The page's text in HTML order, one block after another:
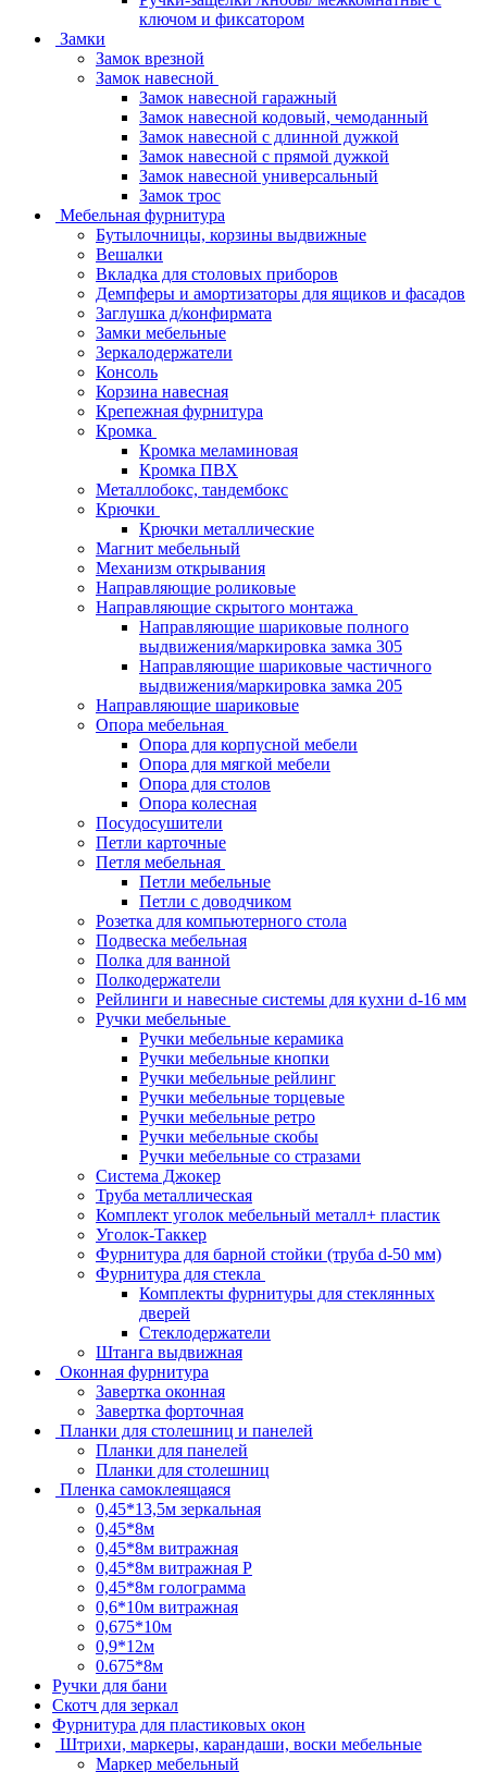
ключом и фиксатором
Замки
Замок врезной
Замок навесной
Замок навесной гаражный
Замок навесной кодовый, чемоданный
Замок навесной с длинной дужкой
Замок навесной с прямой дужкой
Замок навесной универсальный
Замок трос
Мебельная фурнитура
Бутылочницы, корзины выдвижные
Вешалки
Вкладка для столовых приборов
Демпферы и амортизаторы для ящиков и фасадов
Заглушка д/конфирмата
Замки мебельные
Зеркалодержатели
Консоль
Корзина навесная
Крепежная фурнитура
Кромка
Кромка меламиновая
Кромка ПВХ
Металлобокс, тандембокс
Крючки
Крючки металлические
Магнит мебельный
Механизм открывания
Направляющие роликовые
Направляющие скрытого монтажа
Направляющие шариковые полного
выдвижения/маркировка замка 305
Направляющие шариковые частичного
выдвижения/маркировка замка 205
Направляющие шариковые
Опора мебельная
Опора для корпусной мебели
Опора для мягкой мебели
Опора для столов
Опора колесная
Посудосушители
Петли карточные
Петля мебельная
Петли мебельные
Петли с доводчиком
Розетка для компьютерного стола
Подвеска мебельная
Полка для ванной
Полкодержатели
Рейлинги и навесные системы для кухни d-16 мм
Ручки мебельные
Ручки мебельные керамика
Ручки мебельные кнопки
Ручки мебельные рейлинг
Ручки мебельные торцевые
Ручки мебельные ретро
Ручки мебельные скобы
Ручки мебельные со стразами
Система Джокер
Труба металлическая
Комплект уголок мебельный металл+ пластик
Уголок-Таккер
Фурнитура для барной стойки (труба d-50 мм)
Фурнитура для стекла
Комплекты фурнитуры для стеклянных
дверей
Стеклодержатели
Штанга выдвижная
Оконная фурнитура
Завертка оконная
Завертка форточная
Планки для столешниц и панелей
Планки для панелей
Планки для столешниц
Пленка самоклеящаяся
0,45*13,5м зеркальная
0,45*8м
0,45*8м витражная
0,45*8м витражная Р
0,45*8м голограмма
0,6*10м витражная
0,675*10м
0,9*12м
0.675*8м
Ручки для бани
Скотч для зеркал
Фурнитура для пластиковых окон
Штрихи, маркеры, карандаши, воски мебельные
Маркер мебельный